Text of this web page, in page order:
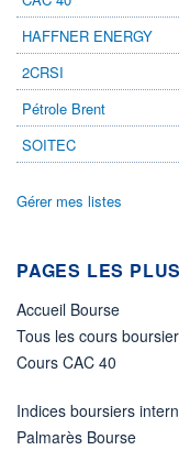
ÉLIGIBILITÉ
Non éligible
HAFFNER ENERGY
2CRSI
Pétrole Brent
SOITEC
Gérer mes listes
PAGES LES
Accueil Bourse
Tous les cours
Cours CAC 40
Indices boursiers
Palmarès Bourse